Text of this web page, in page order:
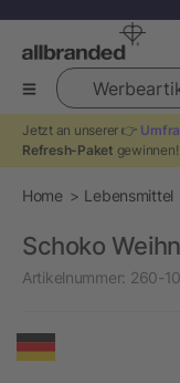
Werbeartikel
Jetzt an unserer 👉
Refresh-Paket
Home Lebensmittel
Schoko
Artikelnummer: 260-